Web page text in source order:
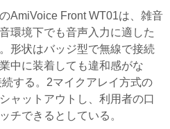
AmiVoice Front WT01は、雑音
環境下でも音声入力に適した
形状はバッジ型で無線で接続
中に装着しても違和感がな
する。2マイクアレイ方式の
ャットアウトし、利用者の口
チできるとしている。